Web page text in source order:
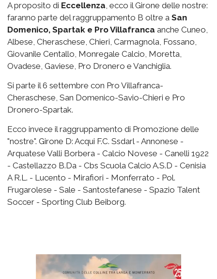
A proposito di Eccellenza, ecco il Girone delle nostre:
faranno parte del raggruppamento B oltre a San
Domenico, Spartak e Pro Villafranca anche Cuneo,
Albese, Cheraschese, Chieri, Carmagnola, Fossano,
Giovanile Centallo, Monregale Calcio, Moretta,
Ovadese, Gaviese, Pro Dronero e Vanchiglia.
Si parte il 6 settembre con Pro Villafranca-
Cheraschese, San Domenico-Savio-Chieri e Pro
Dronero-Spartak.
Ecco invece il raggruppamento di Promozione delle
"nostre". Girone D: Acqui F.C. Ssdarl - Annonese -
Arquatese Valli Borbera - Calcio Novese - Canelli 1922
- Castellazzo B.Da - Cbs Scuola Calcio A.S.D - Cenisia
A R.L. - Lucento - Mirafiori - Monferrato - Pol.
Frugarolese - Sale - Santostefanese - Spazio Talent
Soccer - Sporting Club Beiborg.